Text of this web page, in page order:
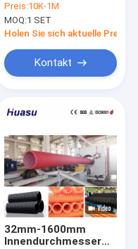
Extrusionslinie für
von 32-1600 mm mit
Preis:10K-1M
MOQ:1 SET
Holen Sie sich aktuelle Preis
Kontakt
32mm-1600mm
Innendurchmesser